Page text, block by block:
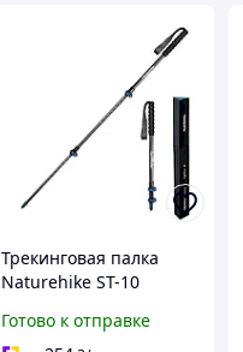
Трекинговая палка
Naturehike ST-10
51-110 см 135 г, Палки
Готово к отправке